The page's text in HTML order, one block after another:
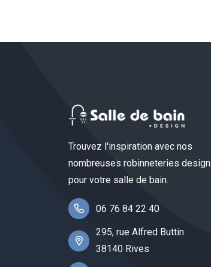
Trouvez l'inspiration avec nos
nombreuses robinneteries design
pour votre salle de bain.
06 76 84 22 40
295, rue Alfred Buttin
38140 Rives